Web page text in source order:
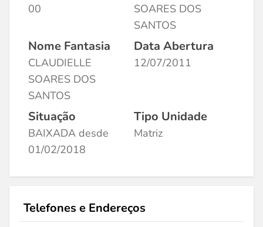
00
SOARES DOS
SANTOS
Nome Fantasia
CLAUDIELLE
SOARES DOS
SANTOS
Data Abertura
12/07/2011
Situação
BAIXADA desde
01/02/2018
Tipo Unidade
Matriz
Telefones e Endereços